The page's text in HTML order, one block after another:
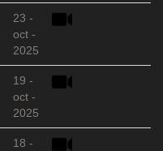
23 -
oct -
2025
19 -
oct -
2025
18 -